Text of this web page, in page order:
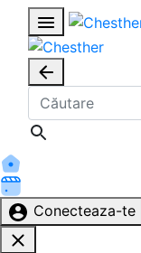
Conecteaza-te